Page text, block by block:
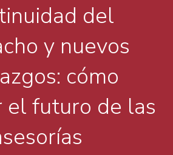
del
y nuevos
cómo
el futuro de las